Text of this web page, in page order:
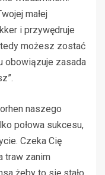
małej
i przywędruje
możesz zostać
obowiązuje zasada
naszego
połowa sukcesu,
Czeka Cię
traw zanim